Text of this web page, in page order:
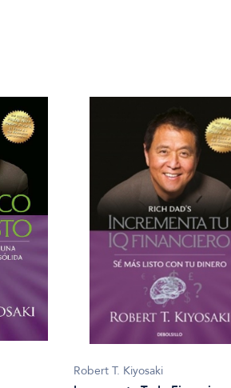
Robert T. Kiyosaki